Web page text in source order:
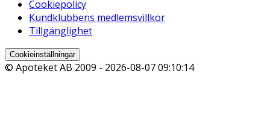
Cookiepolicy
Kundklubbens medlemsvillkor
Tillgänglighet
Cookieinställningar
© Apoteket AB 2009 - 2026-08-07 09:10:14